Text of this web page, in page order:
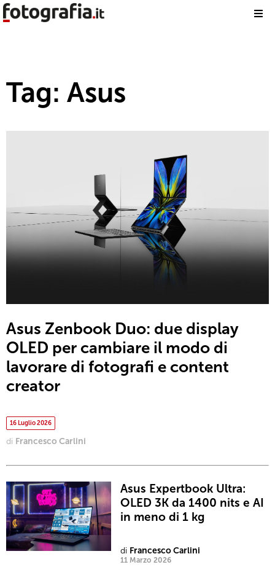
Tag: Asus
Asus Zenbook Duo: due display
OLED per cambiare il modo di
lavorare di fotografi e content
creator
16 Luglio 2026
di Francesco Carlini
Asus Expertbook Ultra:
OLED 3K da 1400 nits e AI
in meno di 1 kg
di Francesco Carlini
11 Marzo 2026